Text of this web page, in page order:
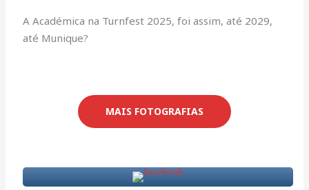
A Académica na Turnfest 2025, foi assim, até 2029,
até Munique?
MAIS FOTOGRAFIAS